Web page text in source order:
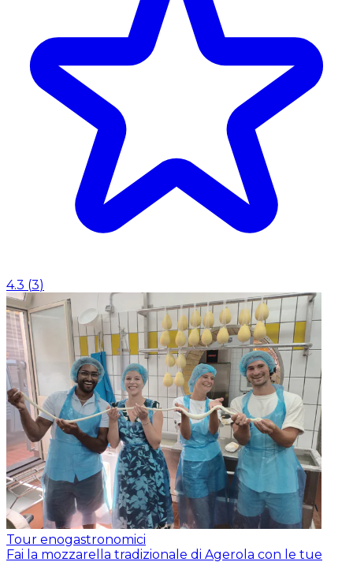
4.3 (3)
Tour enogastronomici
Fai la mozzarella tradizionale di Agerola con le tue